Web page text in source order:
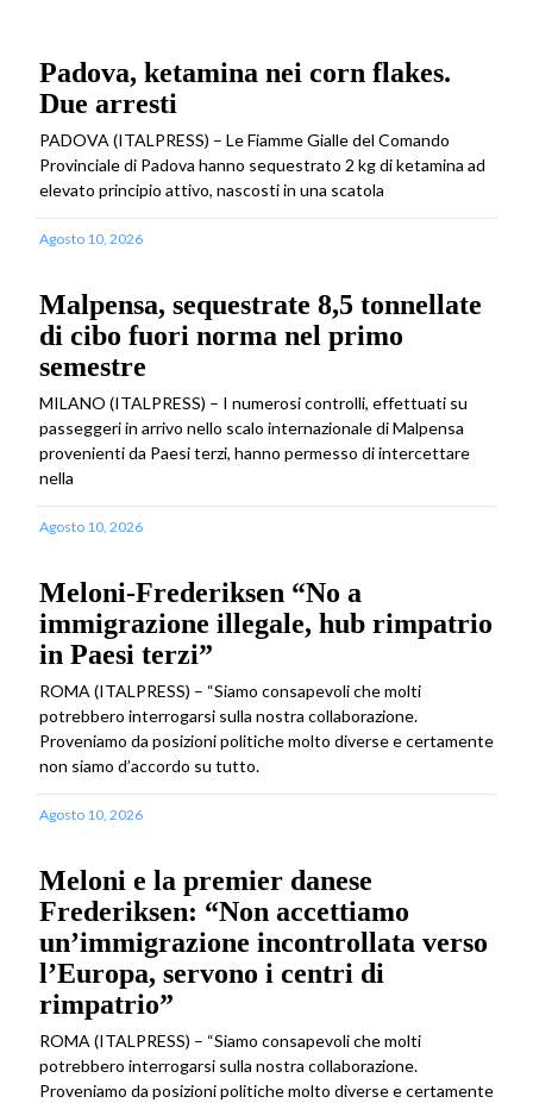
Padova, ketamina nei corn flakes.
Due arresti
PADOVA (ITALPRESS) – Le Fiamme Gialle del Comando
Provinciale di Padova hanno sequestrato 2 kg di ketamina ad
elevato principio attivo, nascosti in una scatola
Agosto 10, 2026
Malpensa, sequestrate 8,5 tonnellate
di cibo fuori norma nel primo
semestre
MILANO (ITALPRESS) – I numerosi controlli, effettuati su
passeggeri in arrivo nello scalo internazionale di Malpensa
provenienti da Paesi terzi, hanno permesso di intercettare
nella
Agosto 10, 2026
Meloni-Frederiksen “No a
immigrazione illegale, hub rimpatrio
in Paesi terzi”
ROMA (ITALPRESS) – “Siamo consapevoli che molti
potrebbero interrogarsi sulla nostra collaborazione.
Proveniamo da posizioni politiche molto diverse e certamente
non siamo d’accordo su tutto.
Agosto 10, 2026
Meloni e la premier danese
Frederiksen: “Non accettiamo
un’immigrazione incontrollata verso
l’Europa, servono i centri di
rimpatrio”
ROMA (ITALPRESS) – “Siamo consapevoli che molti
potrebbero interrogarsi sulla nostra collaborazione.
Proveniamo da posizioni politiche molto diverse e certamente